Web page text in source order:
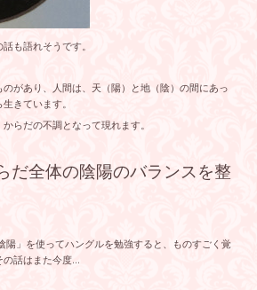
も語れそうです。
のがあり、人間は、天（陽）と地（陰）の間にあっ
きています。
らだの不調となって現れます。
だ全体の陰陽のバランスを整
陽」を使ってハングルを勉強すると、ものすごく覚
の話はまた今度…